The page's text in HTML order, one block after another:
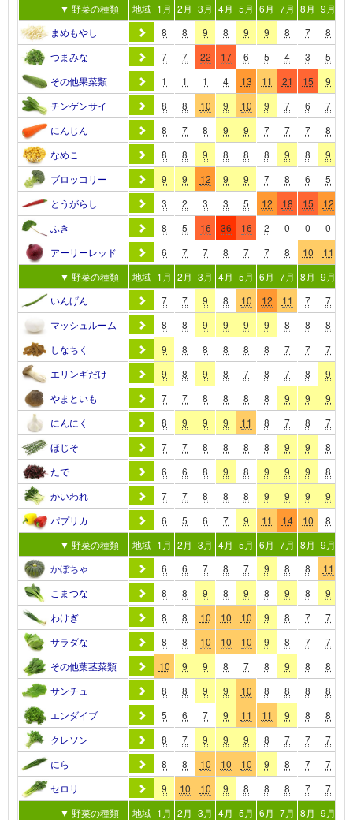
▼ 野菜の種類
地域 1月 2月 3月 4月 5月 6月 7月 8月 9月
まめもやし
8 8 9 8 9 9 8 7 8
つまみな
7 7 22 17 6 5 4 3 5
その他果菜類
1 1 1 4 13 11 21 15 9
チンゲンサイ
8 8 10 9 10 9 7 6 7
にんじん
8 7 8 9 9 7 7 7 8
なめこ
8 8 9 8 8 8 9 8 9
ブロッコリー
9 9 12 9 9 7 8 6 5
とうがらし
3 2 3 3 5 12 18 15 12
ふき
8 5 16 36 16 2 0 0 0
アーリーレッド
6 7 7 8 7 7 8 10 11
▼ 野菜の種類
地域 1月 2月 3月 4月 5月 6月 7月 8月 9月
いんげん
7 7 9 8 10 12 11 7 7
マッシュルーム
8 8 9 9 9 9 8 8 8
しなちく
9 8 8 8 8 8 7 7 7
エリンギだけ
9 8 9 8 7 8 7 8 9
やまといも
7 7 8 8 8 8 9 9 9
にんにく
8 9 9 9 11 8 7 8 7
ほじそ
7 7 8 8 8 8 9 9 8
たで
6 6 8 9 8 9 9 9 8
かいわれ
7 7 8 8 8 9 9 9 9
パプリカ
6 5 6 7 9 11 14 10 8
▼ 野菜の種類
地域 1月 2月 3月 4月 5月 6月 7月 8月 9月
かぼちゃ
6 6 7 8 7 9 8 8 11
こまつな
8 8 9 8 9 8 9 8 9
わけぎ
8 8 10 10 10 9 8 7 7
サラダな
8 8 10 10 10 9 8 7 7
その他葉茎菜類
10 9 9 8 7 8 9 8 8
サンチュ
8 8 9 9 10 8 8 8 8
エンダイブ
5 6 7 9 11 11 9 8 8
クレソン
8 7 9 9 9 8 7 7 7
にら
8 8 10 10 10 9 8 7 7
セロリ
9 10 10 9 8 8 8 7 7
▼ 野菜の種類
地域 1月 2月 3月 4月 5月 6月 7月 8月 9月